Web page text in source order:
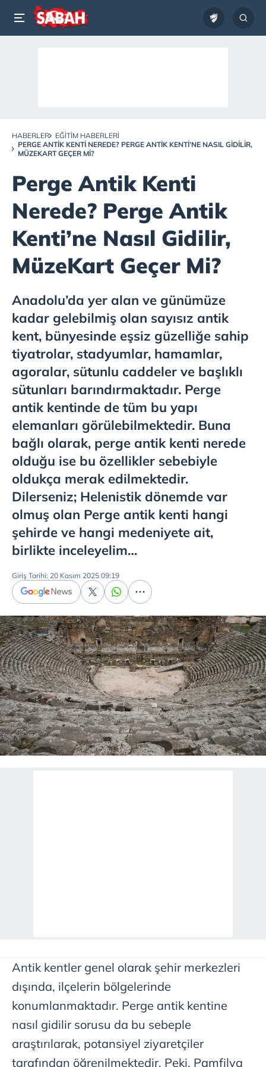
HABERLER
EĞITIM HABERLERI
PERGE ANTIK KENTI NEREDE? PERGE ANTIK KENTI’NE NASIL GIDILIR,
MÜZEKART GEÇER MI?
Perge Antik Kenti
Nerede? Perge Antik
Kenti’ne Nasıl Gidilir,
MüzeKart Geçer Mi?
Anadolu’da yer alan ve günümüze
kadar gelebilmiş olan sayısız antik
kent, bünyesinde eşsiz güzelliğe sahip
tiyatrolar, stadyumlar, hamamlar,
agoralar, sütunlu caddeler ve başlıklı
sütunları barındırmaktadır. Perge
antik kentinde de tüm bu yapı
elemanları görülebilmektedir. Buna
bağlı olarak, perge antik kenti nerede
olduğu ise bu özellikler sebebiyle
oldukça merak edilmektedir.
Dilerseniz; Helenistik dönemde var
olmuş olan Perge antik kenti hangi
şehirde ve hangi medeniyete ait,
birlikte inceleyelim…
Giriş Tarihi: 20 Kasım 2025 09:19
Antik kentler genel olarak şehir merkezleri
dışında, ilçelerin bölgelerinde
konumlanmaktadır. Perge antik kentine
nasıl gidilir sorusu da bu sebeple
araştırılarak, potansiyel ziyaretçiler
tarafından öğrenilmektedir. Peki, Pamfilya